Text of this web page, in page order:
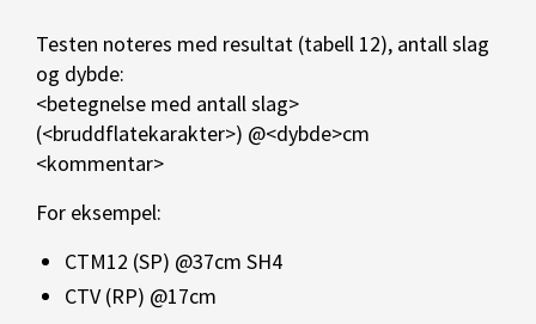
Testen noteres med resultat (tabell 12), antall slag
og dybde:
<betegnelse med antall slag>
(<bruddflatekarakter>) @<dybde>cm
<kommentar>
For eksempel:
CTM12 (SP) @37cm SH4
CTV (RP) @17cm